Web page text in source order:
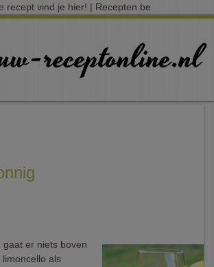
recept vind je hier! | Recepten.be
er niets boven
als